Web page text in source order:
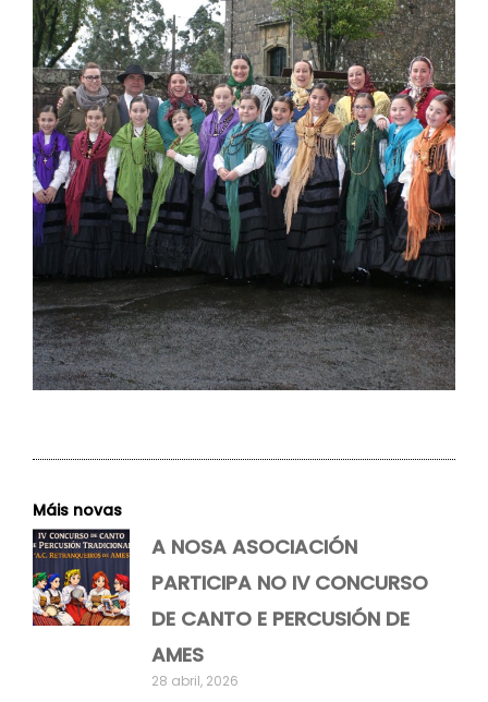
Máis novas
A NOSA ASOCIACIÓN
PARTICIPA NO IV CONCURSO
DE CANTO E PERCUSIÓN DE
AMES
28 abril, 2026